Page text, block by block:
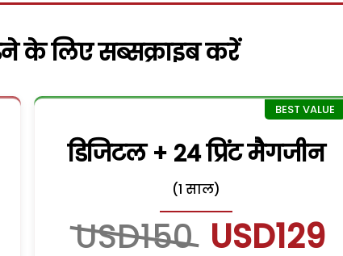
के लिए सब्सक्राइब करें
डिजिटल + 24 प्रिंट मैगजीन
(1 साल)
USD150 USD129